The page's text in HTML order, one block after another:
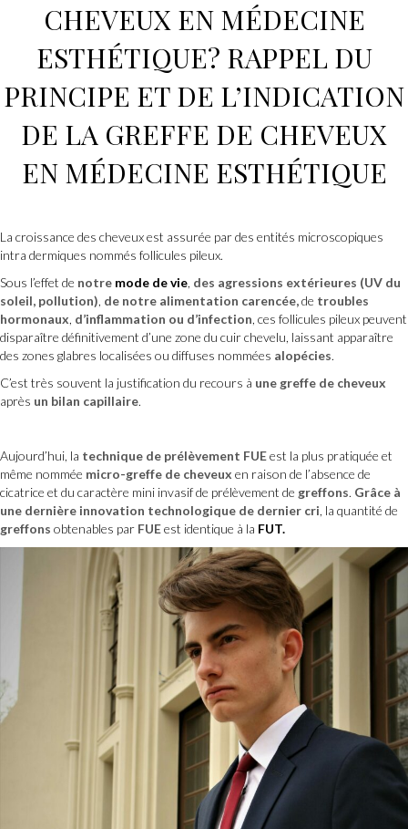
CHEVEUXEN MÉDECINE
ESTHÉTIQUE? RAPPEL DU
PRINCIPE ET DE L’INDICATION
DE LA GREFFE DE CHEVEUX
EN MÉDECINE ESTHÉTIQUE
La croissance des cheveux est assurée par des entités microscopiques
intra dermiques nommés follicules pileux.
Sous l’effet de notre mode de vie, des agressions extérieures (UV du
soleil, pollution), de notre alimentation carencée,de troubles
hormonaux, d’inflammation ou d’infection, ces follicules pileux peuvent
disparaître définitivement d’une zone du cuir chevelu, laissant apparaître
des zones glabres localisées ou diffuses nommées alopécies.
C’est très souvent la justification du recours à une greffe de cheveux
après un bilan capillaire.
Aujourd’hui, la technique de prélèvement FUEest la plus pratiquée et
même nommée micro-greffe de cheveux en raison de l’absence de
cicatrice et du caractère mini invasif de prélèvement de greffons. Grâce à
une dernière innovation technologique de dernier cri, la quantité de
greffons obtenables par FUEest identique à la FUT.